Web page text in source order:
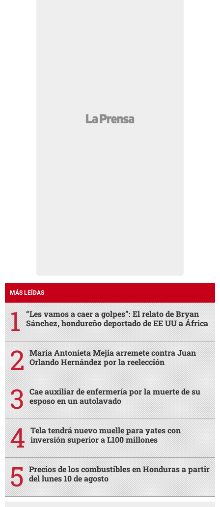
MÁS LEÍDAS
“Les vamos a caer a golpes”: El relato de Bryan
Sánchez, hondureño deportado de EE UU a África
María Antonieta Mejía arremete contra Juan
Orlando Hernández por la reelección
Cae auxiliar de enfermería por la muerte de su
esposo en un autolavado
Tela tendrá nuevo muelle para yates con
inversión superior a L100 millones
Precios de los combustibles en Honduras a partir
del lunes 10 de agosto